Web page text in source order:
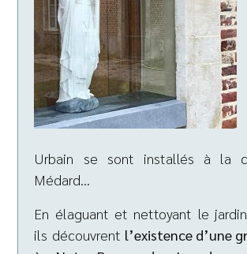
Urbain se sont installés à la
Médard…
En élaguant et nettoyant le
ils découvrent l’existence d’une